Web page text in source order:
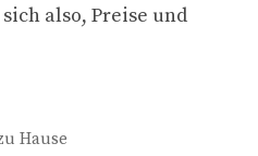
also, Preise und
Hause